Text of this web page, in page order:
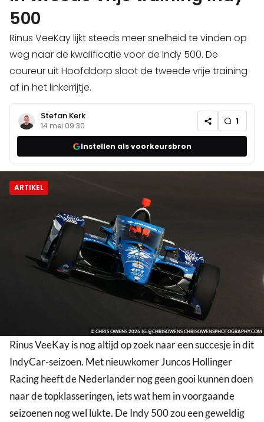
500
Rinus VeeKay lijkt steeds meer snelheid te vinden op
weg naar de kwalificatie voor de Indy 500. De
coureur uit Hoofddorp sloot de tweede vrije training
af in het linkerrijtje.
Stefan Kerk
14 mei 09:30 1
Instellen als voorkeursbron
ARTIKEL
© CHRIS OWENS 2026 IG:@CHRISOWENS CHRISOWENSPHOTOGRAPHY.COM
Rinus VeeKay is nog altijd op zoek naar een succesje in dit
IndyCar-seizoen. Met nieuwkomer Juncos Hollinger
Racing heeft de Nederlander nog geen gooi kunnen doen
naar de topklasseringen, iets wat hem in voorgaande
seizoenen nog wel lukte. De Indy 500 zou een geweldig